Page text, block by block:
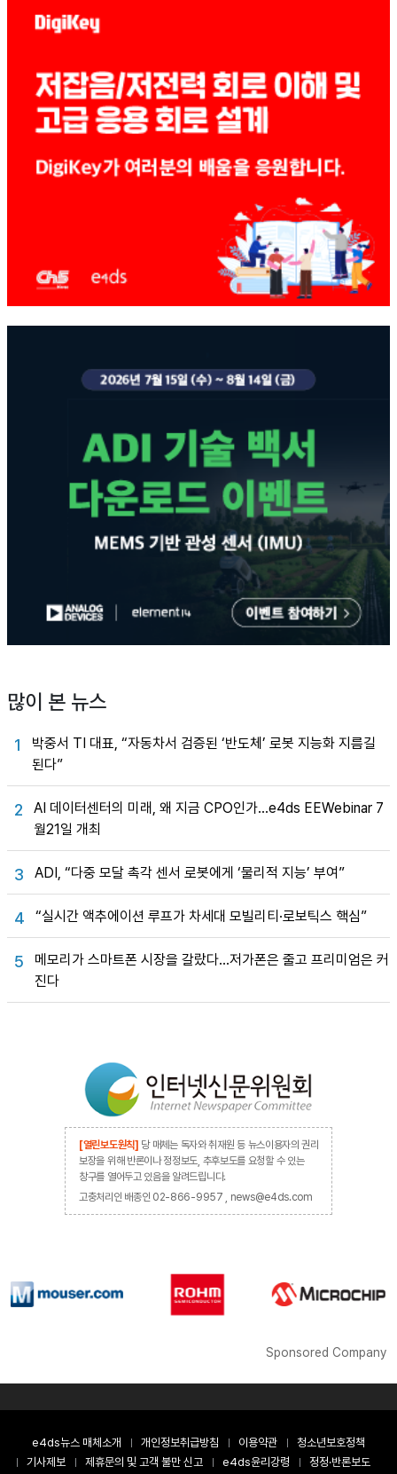
많이 본 뉴스
1
박중서 TI 대표, “자동차서 검증된 ‘반도체’ 로봇 지능화 지름길
된다”
2
AI 데이터센터의 미래, 왜 지금 CPO인가…e4ds EEWebinar 7
월21일 개최
3 ADI, “다중 모달 촉각 센서 로봇에게 ‘물리적 지능’ 부여”
4 “실시간 액추에이션 루프가 차세대 모빌리티·로보틱스 핵심”
5
메모리가 스마트폰 시장을 갈랐다…저가폰은 줄고 프리미엄은 커
진다
[열린보도원칙] 당 매체는 독자와 취재원 등 뉴스이용자의 권리
보장을 위해 반론이나 정정보도, 추후보도를 요청할 수 있는
창구를 열어두고 있음을 알려드립니다.
고충처리인 배종인 02-866-9957 , news@e4ds.com
Sponsored Company
e4ds뉴스 매체소개 개인정보취급방침 이용약관
청소년보호정책
기사제보
제휴문의 및 고객 불만 신고 e4ds윤리강령 정정·반론보도